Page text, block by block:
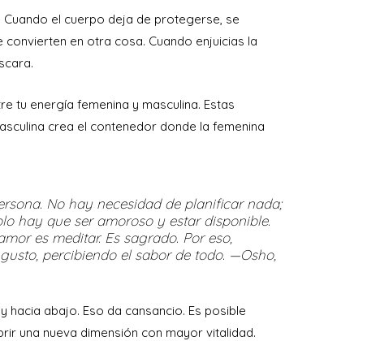
el cuerpo deja de protegerse, se
en otra cosa. Cuando enjuicias la
tu energía femenina y masculina. Estas
crea el contenedor donde la femenina
No hay necesidad de planificar nada;
hay que ser amoroso y estar disponible.
es meditar. Es sagrado. Por eso,
percibiendo el sabor de todo. —Osho,
abajo. Eso da cansancio. Es posible
una nueva dimensión con mayor vitalidad.